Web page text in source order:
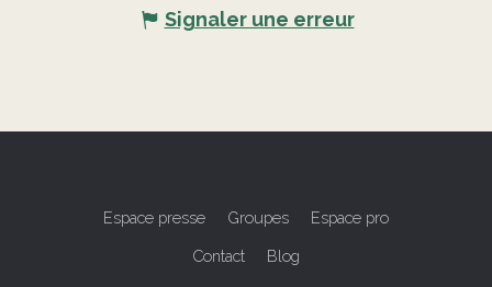
Signaler une erreur
Espace presse Groupes Espace pro
Contact Blog